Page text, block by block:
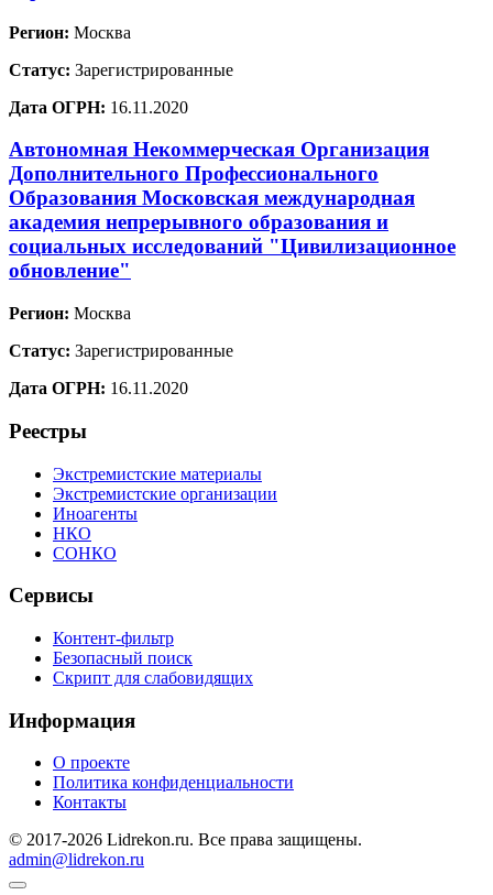
Регион: Москва
Статус: Зарегистрированные
Дата ОГРН: 16.11.2020
Автономная Некоммерческая Организация
Дополнительного Профессионального
Образования Московская международная
академия непрерывного образования и
социальных исследований "Цивилизационное
обновление"
Регион: Москва
Статус: Зарегистрированные
Дата ОГРН: 16.11.2020
Реестры
Экстремистские материалы
Экстремистские организации
Иноагенты
НКО
СОНКО
Сервисы
Контент-фильтр
Безопасный поиск
Скрипт для слабовидящих
Информация
О проекте
Политика конфиденциальности
Контакты
© 2017-2026 Lidrekon.ru. Все права защищены.
admin@lidrekon.ru